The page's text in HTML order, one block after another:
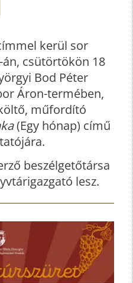
kerül sor
án, csütörtökön 18
Bod Péter
Áron-termében,
műfordító
(Egy hónap) című
beszélgetőtársa
lesz.